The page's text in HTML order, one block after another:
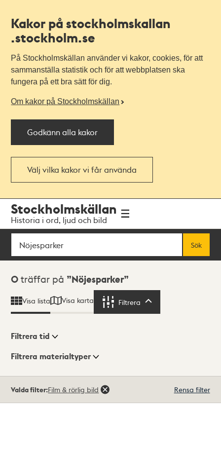
Kakor på stockholmskallan
.stockholm.se
På Stockholmskällan använder vi kakor, cookies, för att
sammanställa statistik och för att webbplatsen ska
fungera på ett bra sätt för dig.
Om kakor på Stockholmskällan
Godkänn alla kakor
Välj vilka kakor vi får använda
navigationen
huvudinnehållet
Stockholmskällan
Historia i ord, ljud och bild
Sök
Sök
Sökresultat
0 träffar på Nöjesparker
Visa lista Visa karta Filtrera
Visningsläge
Filtrera tid
Filtrera materialtyper
träffar
Valda filter:Film & rörlig bild Rensa filter